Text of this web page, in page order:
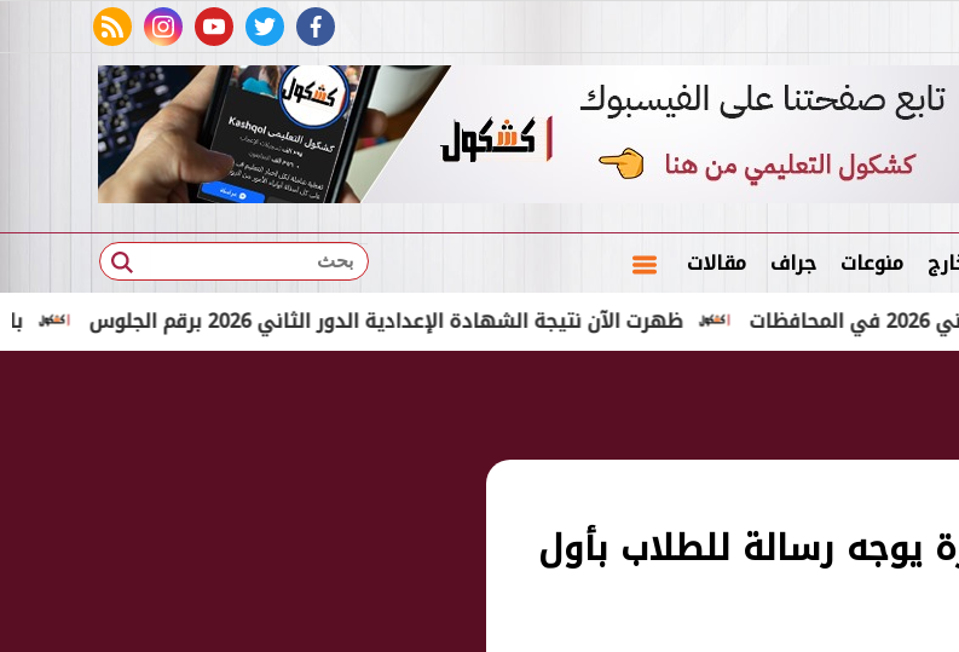
facebook
twitter
youtube
instagram
rss feed
منوعات جراف مقالات بحث
بالاسم الثلاثي ظهرت الآن نتيجة الشهادة الإعدادية الدور الثاني 2026 برقم الجلوس
محافظ الجيزة يوجه رسالة للطلاب بأول